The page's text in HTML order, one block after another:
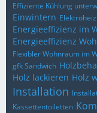
Effiziente Kühlung
Einwintern
Energieeffizienz im
Energieeffizienz
Flexibler Wohnraum im
gfk Sandwich
Holz lackieren Holz
Installation
Kassettentoiletten